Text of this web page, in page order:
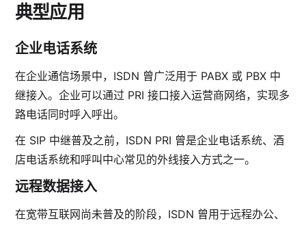
典型应用
企业电话系统
在企业通信场景中，ISDN 曾广泛用于 PABX 或 PBX 中
继接入。企业可以通过 PRI 接口接入运营商网络，实现多
路电话同时呼入呼出。
在 SIP 中继普及之前，ISDN PRI 曾是企业电话系统、酒
店电话系统和呼叫中心常见的外线接入方式之一。
远程数据接入
在宽带互联网尚未普及的阶段，ISDN 曾用于远程办公、